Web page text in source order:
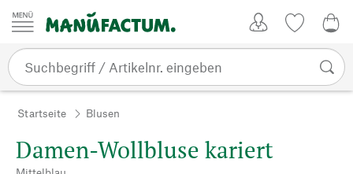
Zum Inhalt springen
Startseite Blusen
Damen-Wollbluse kariert